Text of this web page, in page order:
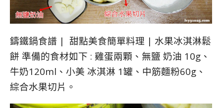
鑄鐵鍋食譜 | 甜點美食簡單料理 | 水果冰淇淋鬆
餅 準備的食材如下 : 雞蛋兩顆、無鹽 奶油 10g、
牛奶120ml、小美 冰淇淋 1罐、中筋麵粉60g、
綜合水果切片。